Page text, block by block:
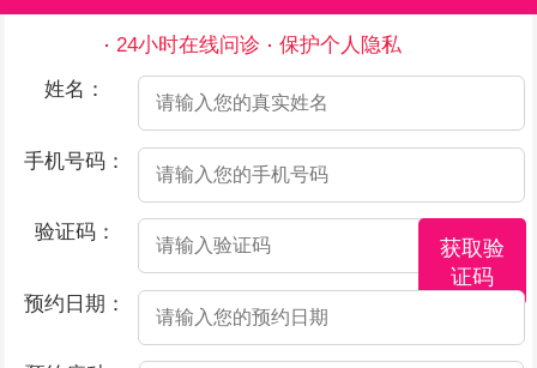
24小时在线问诊
保护个人隐私
姓名：
手机号码：
验证码：
获取验
证码
预约日期：